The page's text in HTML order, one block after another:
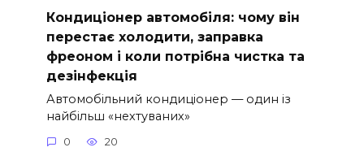
Кондиціонер автомобіля: чому він
перестає холодити, заправка
фреоном і коли потрібна чистка та
дезінфекція
Автомобільний кондиціонер — один із
найбільш «нехтуваних»
0 20